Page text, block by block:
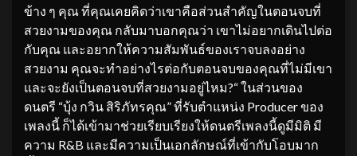
ข้าง ๆ คุณ ที่คุณเคยคิดว่าเขาคือส่วนสำคัญในตอนจบที่
สวยงามของคุณ กลับมาบอกคุณว่า เขาไม่อยากเดินไปต่อ
กับคุณ และอยากให้ความสัมพันธ์ของเราจบลงอย่าง
สวยงาม คุณจะทำอย่างไรต่อกับตอนจบของคุณที่ไม่มีเขา
และจะยังเป็นตอนจบที่สวยงามอยู่ไหม?“ ในส่วนของ
ดนตรี “บุ้ง กวิน สิริภัทรคุณ” ที่รับตำแหน่ง Producer ของ
เพลงนี้ ก็ได้เข้ามาช่วยเรียบเรียงให้ดนตรีเพลงนี้ดูมีมิติ มี
ความ R&B และมีความเป็นเอกลักษณ์ที่เข้ากับโอบมาก